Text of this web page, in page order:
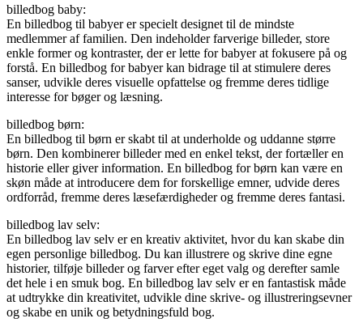
billedbog baby:
En billedbog til babyer er specielt designet til de mindste
medlemmer af familien. Den indeholder farverige billeder, store
enkle former og kontraster, der er lette for babyer at fokusere på og
forstå. En billedbog for babyer kan bidrage til at stimulere deres
sanser, udvikle deres visuelle opfattelse og fremme deres tidlige
interesse for bøger og læsning.
billedbog børn:
En billedbog til børn er skabt til at underholde og uddanne større
børn. Den kombinerer billeder med en enkel tekst, der fortæller en
historie eller giver information. En billedbog for børn kan være en
skøn måde at introducere dem for forskellige emner, udvide deres
ordforråd, fremme deres læsefærdigheder og fremme deres fantasi.
billedbog lav selv:
En billedbog lav selv er en kreativ aktivitet, hvor du kan skabe din
egen personlige billedbog. Du kan illustrere og skrive dine egne
historier, tilføje billeder og farver efter eget valg og derefter samle
det hele i en smuk bog. En billedbog lav selv er en fantastisk måde
at udtrykke din kreativitet, udvikle dine skrive- og illustreringsevner
og skabe en unik og betydningsfuld bog.